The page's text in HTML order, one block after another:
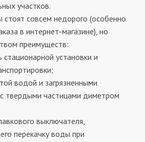
участков.
совсем недорого (особенно
в интернет-магазине), но
преимуществ:
установки и
водой и загрязненными
твердыми частицами диметром
выключателя,
перекачку воды при